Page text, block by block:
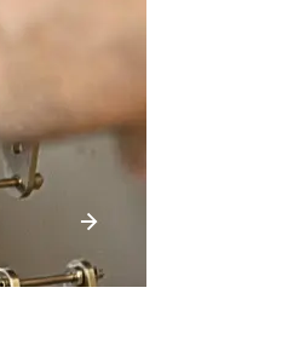
Vorheriges Element